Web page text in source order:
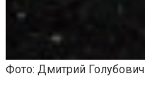
Фото: Дмитрий